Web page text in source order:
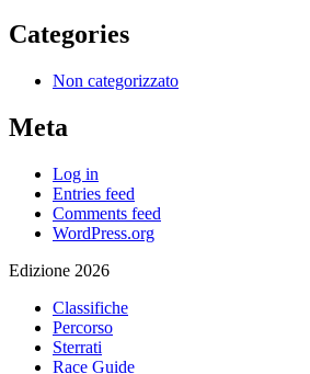
Categories
Non categorizzato
Meta
Log in
Entries feed
Comments feed
WordPress.org
Edizione 2026
Classifiche
Percorso
Sterrati
Race Guide